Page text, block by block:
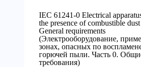
IEC 61241-0 Electrical
the presence of combustible
General requirements
(Электрооборудование,
зонах, опасных по
горючей пыли. Часть 0.
требования)